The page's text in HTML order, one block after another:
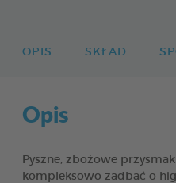
OPIS SKŁAD
Opis
Pyszne, zbożowe
kompleksowo zadbać o